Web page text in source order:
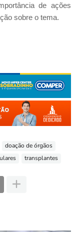
de ações
sobre o tema.
doação de órgãos
transplantes